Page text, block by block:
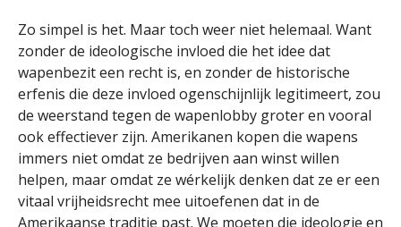
Zo simpel is het. Maar toch weer niet helemaal. Want
zonder de ideologische invloed die het idee dat
wapenbezit een recht is, en zonder de historische
erfenis die deze invloed ogenschijnlijk legitimeert, zou
de weerstand tegen de wapenlobby groter en vooral
ook effectiever zijn. Amerikanen kopen die wapens
immers niet omdat ze bedrijven aan winst willen
helpen, maar omdat ze wérkelijk denken dat ze er een
vitaal vrijheidsrecht mee uitoefenen dat in de
Amerikaanse traditie past. We moeten die ideologie en